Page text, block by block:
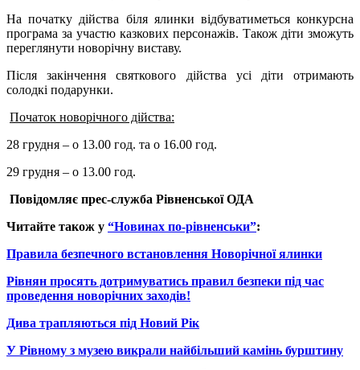
На початку дійства біля ялинки відбуватиметься конкурсна
програма за участю казкових персонажів. Також діти зможуть
переглянути новорічну виставу.
Після закінчення святкового дійства усі діти отримають
солодкі подарунки.
Початок новорічного дійства:
28 грудня – о 13.00 год. та о 16.00 год.
29 грудня – о 13.00 год.
Повідомляє прес-служба Рівненської ОДА
Читайте також у “Новинах по-рівненськи”:
Правила безпечного встановлення Новорічної ялинки
Рівнян просять дотримуватись правил безпеки під час
проведення новорічних заходів!
Дива трапляються під Новий Рік
У Рівному з музею викрали найбільший камінь бурштину